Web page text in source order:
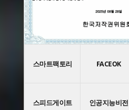
스마트팩토리 FACEOK
스피드게이트 인공지능비전